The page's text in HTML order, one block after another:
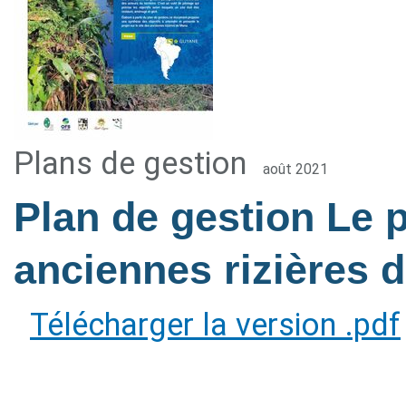
Plans de gestion août 2021
Plan de gestion Le
anciennes rizières
Télécharger la version .pdf